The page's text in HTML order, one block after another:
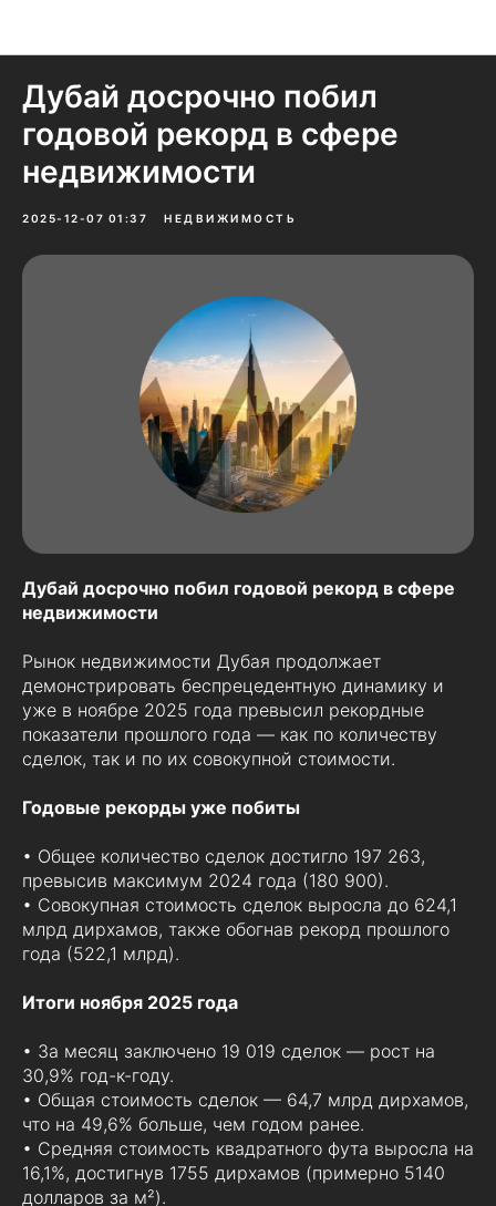
Дубай досрочно побил
годовой рекорд в сфере
недвижимости
2025-12-07 01:37 НЕДВИЖИМОСТЬ
Дубай досрочно побил годовой рекорд в сфере
недвижимости
Рынок недвижимости Дубая продолжает
демонстрировать беспрецедентную динамику и
уже в ноябре 2025 года превысил рекордные
показатели прошлого года — как по количеству
сделок, так и по их совокупной стоимости.
Годовые рекорды уже побиты
• Общее количество сделок достигло 197 263,
превысив максимум 2024 года (180 900).
• Совокупная стоимость сделок выросла до 624,1
млрд дирхамов, также обогнав рекорд прошлого
года (522,1 млрд).
Итоги ноября 2025 года
• За месяц заключено 19 019 сделок — рост на
30,9% год-к-году.
• Общая стоимость сделок — 64,7 млрд дирхамов,
что на 49,6% больше, чем годом ранее.
• Средняя стоимость квадратного фута выросла на
16,1%, достигнув 1755 дирхамов (примерно 5140
долларов за м²).